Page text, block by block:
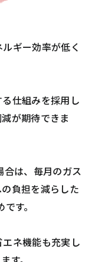
ギー効率が低く
仕組みを採用し
が期待できま
は、毎月のガス
負担を減らした
す。
ネ機能も充実し